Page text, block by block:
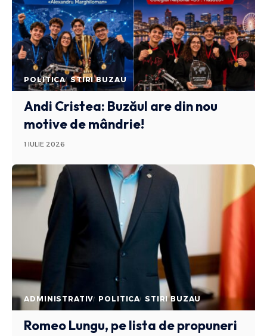
POLITICA STIRI BUZAU
Andi Cristea: Buzăul are din nou
motive de mândrie!
1 IULIE 2026
ADMINISTRATIV POLITICA STIRI BUZAU
Romeo Lungu, pe lista de propuneri